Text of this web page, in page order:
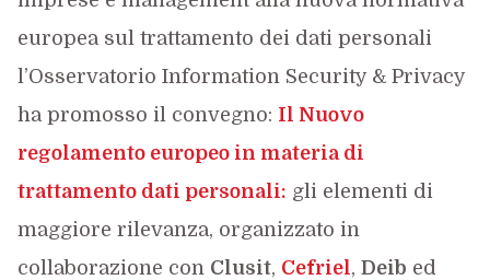
europea sul trattamento dei dati personali
l’Osservatorio Information Security & Privacy
ha promosso il convegno: Il Nuovo
regolamento europeo in materia di
trattamento dati personali: gli elementi di
maggiore rilevanza, organizzato in
collaborazione con Clusit, Cefriel, Deib ed